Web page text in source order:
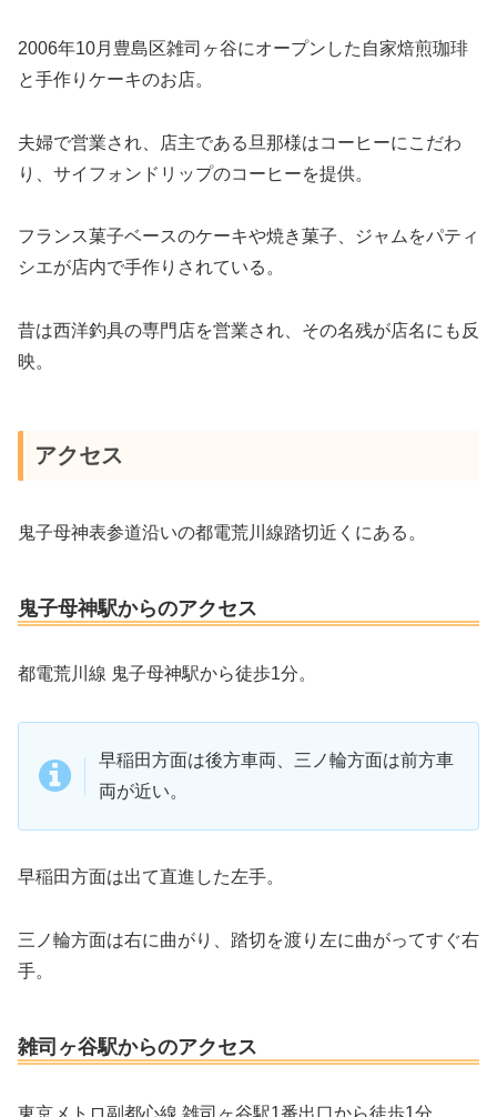
2006年10月豊島区雑司ヶ谷にオープンした自家焙煎珈琲
と手作りケーキのお店。
夫婦で営業され、店主である旦那様はコーヒーにこだわ
り、サイフォンドリップのコーヒーを提供。
フランス菓子ベースのケーキや焼き菓子、ジャムをパティ
シエが店内で手作りされている。
昔は西洋釣具の専門店を営業され、その名残が店名にも反
映。
アクセス
鬼子母神表参道沿いの都電荒川線踏切近くにある。
鬼子母神駅からのアクセス
都電荒川線 鬼子母神駅から徒歩1分。
早稲田方面は後方車両、三ノ輪方面は前方車
両が近い。
早稲田方面は出て直進した左手。
三ノ輪方面は右に曲がり、踏切を渡り左に曲がってすぐ右
手。
雑司ヶ谷駅からのアクセス
東京メトロ副都心線 雑司ヶ谷駅1番出口から徒歩1分。